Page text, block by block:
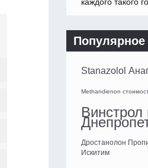
каждого такого
Популярное
Stanazolol
Methandienon
Дростанолон
Искитим